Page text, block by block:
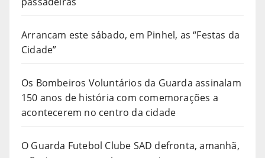
Arrancam este sábado, em Pinhel, as “Festas da
Cidade”
Os Bombeiros Voluntários da Guarda assinalam
150 anos de história com comemorações a
acontecerem no centro da cidade
O Guarda Futebol Clube SAD defronta, amanhã,